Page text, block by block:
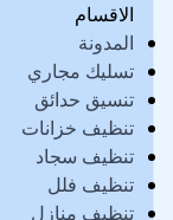
الاقسام
المدونة
تسليك مجاري
تنسيق حدائق
تنظيف خزانات
تنظيف سجاد
تنظيف فلل
تنظيف منازل